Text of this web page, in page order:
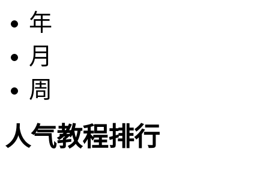
年
月
周
人气教程排行